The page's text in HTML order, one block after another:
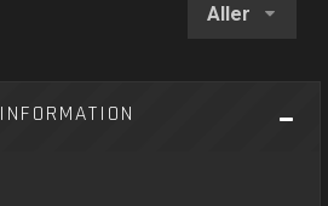
Aller
INFORMATION